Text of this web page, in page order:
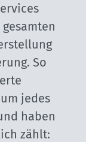
So
jedes
haben
zählt: